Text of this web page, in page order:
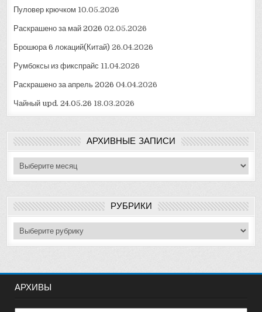
Пуловер крючком 10.05.2026
Раскрашено за май 2026 02.05.2026
Брошюра 6 локаций(Китай) 26.04.2026
Румбоксы из фикспрайс 11.04.2026
Раскрашено за апрель 2026 04.04.2026
Чайный upd. 24.05.26 18.03.2026
АРХИВНЫЕ ЗАПИСИ
Архивные
записи
РУБРИКИ
Рубрики
АРХИВЫ